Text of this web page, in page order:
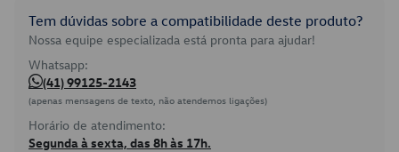
Tem dúvidas sobre a compatibilidade deste produto?
Nossa equipe especializada está pronta para ajudar!
Whatsapp:
(41) 99125-2143
(apenas mensagens de texto, não atendemos ligações)
Horário de atendimento:
Segunda à sexta, das 8h às 17h.